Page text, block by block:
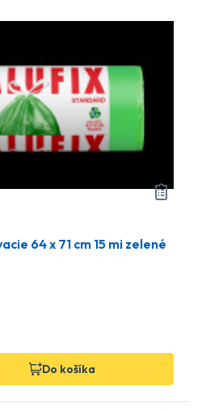
64 x 71 cm 15 mi zelené
Do košíka